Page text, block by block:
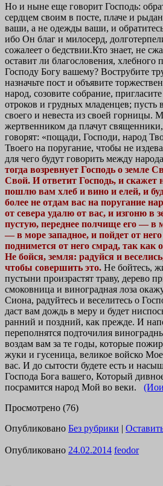
Но и ныне еще говорит Господь:
сердцем своим в посте, плаче и
ваши, а не одежды ваши, и
ибо Он благ и милосерд,
сожалеет о бедствии.Кто знает, не
оставит ли благословения,
Господу Богу вашему? Вострубите
назначьте пост и объявите
народ, созовите собрание,
отроков и грудных младенцев; пусть
своего и невеста из своей горницы.
жертвенником да плачут
говорят: «пощади, Господи, народ
Твоего на поругание, чтобы не
для чего будут говорить между
тогда возревнует Господь о земле
Свой. И ответит Господь, и скажет
пошлю вам хлеб и вино и елей, и
более не отдам вас на поругание
от севера удалю от вас, и изгоню в
пустую, переднее полчище его — в
— в море западное, и пойдет от
поднимется от него смрад, так как
Не бойся, земля: радуйся и
чтобы совершить это. Не бойтесь,
пустыни произрастят траву, дерево
смоковница и виноградная лоза
Сиона, радуйтесь и веселитесь о
даст вам дождь в меру и будет
ранний и поздний, как прежде. И
переполнятся подточилия
воздам вам за те годы, которые
жуки и гусеница, великое войско
вас. И до сытости будете есть и
Господа Бога вашего, Который
посрамится народ Мой во веки.
Просмотрено (76)
Опубликовано Без рубрики |
Опубликовано 24.02.2014 feodor